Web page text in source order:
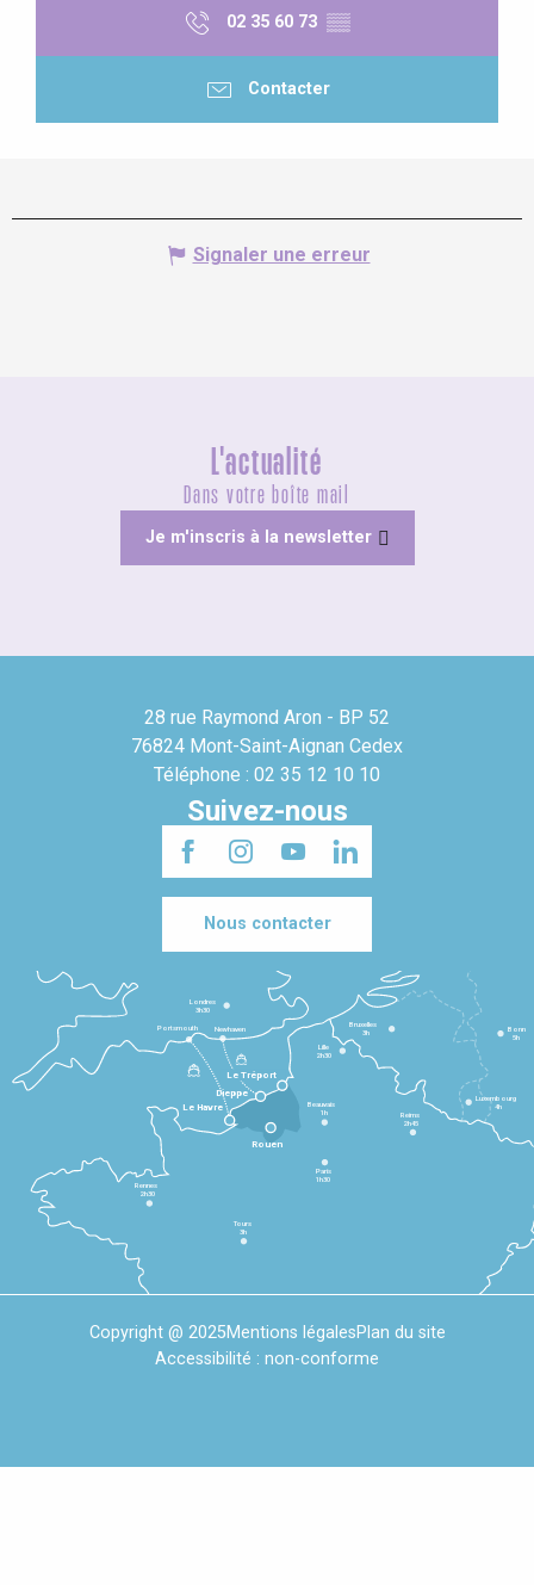
02 35 60 73 ▒▒
Contacter
Signaler une erreur
L'actualité
Dans votre boîte mail
Je m'inscris à la newsletter
28 rue Raymond Aron - BP 52
76824 Mont-Saint-Aignan Cedex
Téléphone : 02 35 12 10 10
Suivez-nous
Nous contacter
Le Havre
Dieppe
Le Tréport
Rennes
2h30
Tours
3h
Paris
1h30
Beauvais
1h
Reims
2h45
Lille
2h30
Bruxelles
3h
Londres
3h30
Newhaven
Portsmouth
Bonn
5h
Luxembourg
4h
Rouen
Copyright @ 2025Mentions légalesPlan du site
Accessibilité : non-conforme